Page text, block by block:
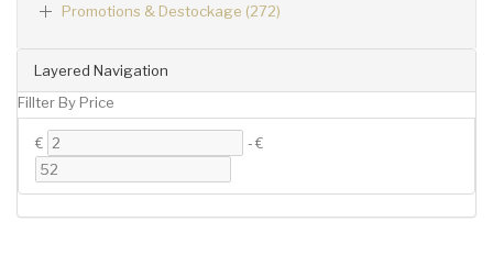
Layered Navigation
Fillter By Price
€ -€
Promotions & Destockage (272)